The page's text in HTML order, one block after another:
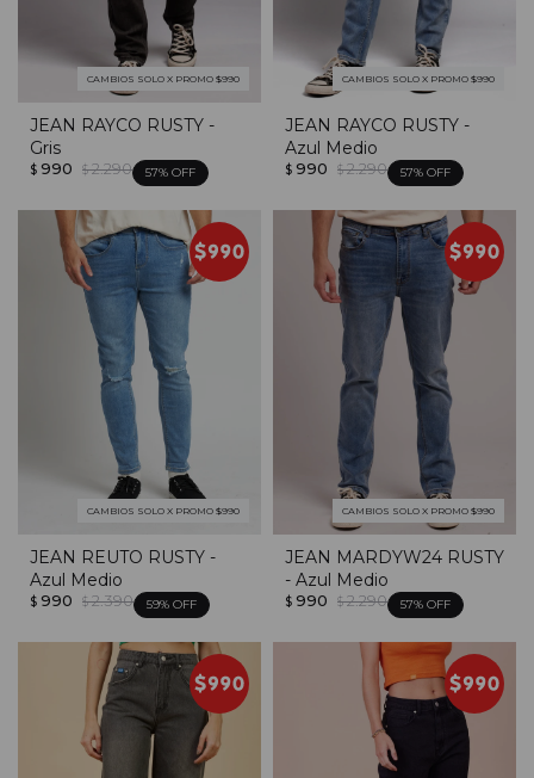
CAMBIOS SOLO X PROMO $990
JEAN RAYCO RUSTY -
Gris
$ 990 $ 2.290 57
CAMBIOS SOLO X PROMO $990
JEAN RAYCO RUSTY -
Azul Medio
$ 990 $ 2.290 57
CAMBIOS SOLO X PROMO $990
JEAN REUTO RUSTY -
Azul Medio
$ 990 $ 2.390 59
CAMBIOS SOLO X PROMO $990
JEAN MARDYW24 RUSTY
- Azul Medio
$ 990 $ 2.290 57